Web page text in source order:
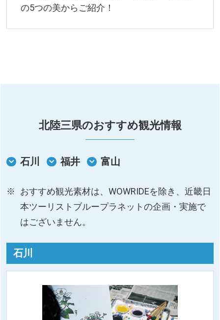
の5つの美からご紹介！
北陸三県のおすすめ観光情報
石川 福井 富山
おすすめ観光素材は、WOWRIDEを除き、近畿日
本ツーリストブループラネットの企画・実施で
はございません。
石川